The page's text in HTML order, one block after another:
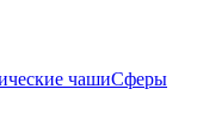
чашиСферы